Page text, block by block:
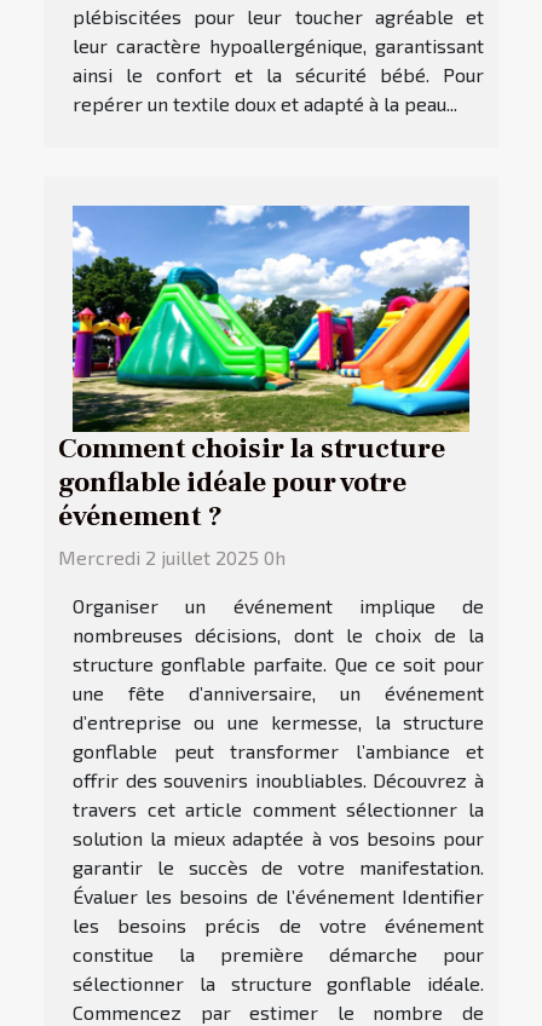
plébiscitées pour leur toucher agréable et
leur caractère hypoallergénique, garantissant
ainsi le confort et la sécurité bébé. Pour
repérer un textile doux et adapté à la peau...
Comment choisir la structure
gonflable idéale pour votre
événement ?
Mercredi 2 juillet 2025 0h
Organiser un événement implique de
nombreuses décisions, dont le choix de la
structure gonflable parfaite. Que ce soit pour
une fête d’anniversaire, un événement
d’entreprise ou une kermesse, la structure
gonflable peut transformer l’ambiance et
offrir des souvenirs inoubliables. Découvrez à
travers cet article comment sélectionner la
solution la mieux adaptée à vos besoins pour
garantir le succès de votre manifestation.
Évaluer les besoins de l’événement Identifier
les besoins précis de votre événement
constitue la première démarche pour
sélectionner la structure gonflable idéale.
Commencez par estimer le nombre de